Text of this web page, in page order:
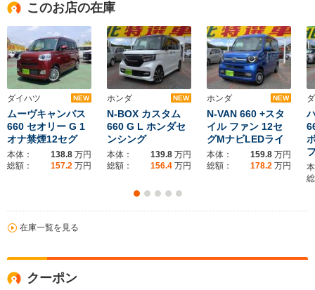
このお店の在庫
ダイハツ NEW
ムーヴキャンバス
660 セオリー G 1
オナ禁煙12セグ
本体： 138.8 万円
総額：
157.2 万円
ホンダ NEW
N-BOX カスタム
660 G L ホンダセ
ンシング
本体： 139.8 万円
総額：
156.4 万円
ホンダ NEW
N-VAN 660 +スタ
イル ファン 12セ
グMナビLEDライ
本体： 159.8 万円
総額：
178.2 万円
在庫一覧を見る
クーポン